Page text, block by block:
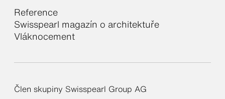
Reference
Swisspearl magazín o architektuře
Vláknocement
Člen skupiny Swisspearl Group AG